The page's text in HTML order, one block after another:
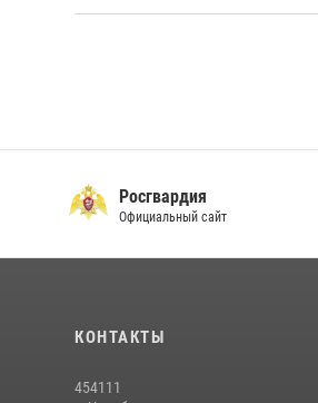
Росгвардия
Официальный сайт
КОНТАКТЫ
454111